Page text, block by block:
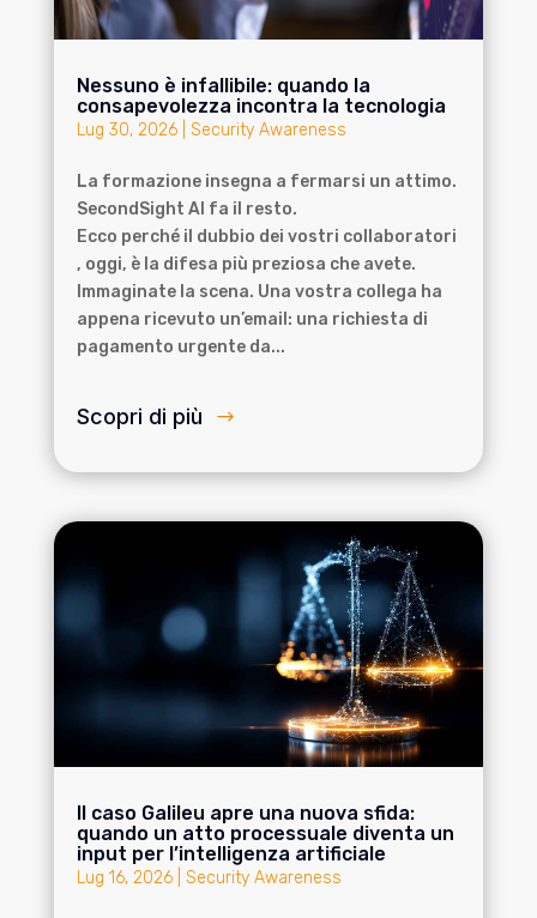
Nessuno è infallibile: quando la
consapevolezza incontra la tecnologia
Lug 30, 2026| Security Awareness
La formazione insegna a fermarsi un attimo.
SecondSight AI fa il resto.
Ecco perché il dubbio dei vostri collaboratori
, oggi, è la difesa più preziosa che avete.
Immaginate la scena. Una vostra collega ha
appena ricevuto un’email: una richiesta di
pagamento urgente da...
Scopri di più
Il caso Galileu apre una nuova sfida:
quando un atto processuale diventa un
input per l’intelligenza artificiale
Lug 16, 2026| Security Awareness